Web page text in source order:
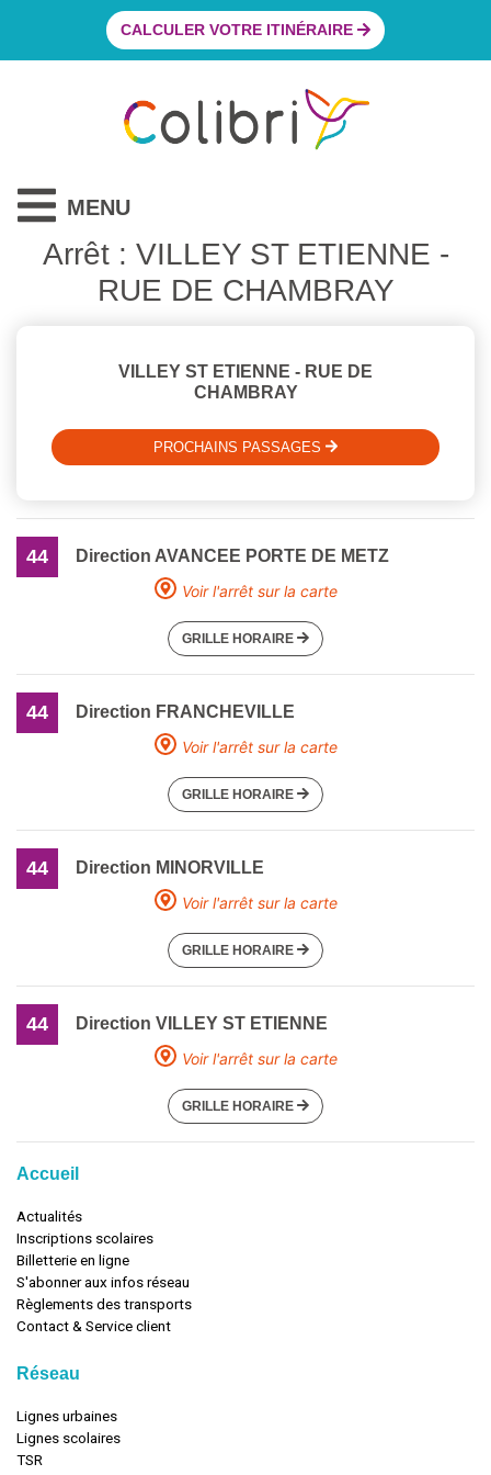
CALCULER VOTRE ITINÉRAIRE
MENU
Arrêt : VILLEY ST ETIENNE -
RUE DE CHAMBRAY
VILLEY ST ETIENNE - RUE DE
CHAMBRAY
PROCHAINS PASSAGES
44
Direction AVANCEE PORTE DE METZ
Voir l'arrêt sur la carte
GRILLE HORAIRE
44
Direction FRANCHEVILLE
Voir l'arrêt sur la carte
GRILLE HORAIRE
44
Direction MINORVILLE
Voir l'arrêt sur la carte
GRILLE HORAIRE
44
Direction VILLEY ST ETIENNE
Voir l'arrêt sur la carte
GRILLE HORAIRE
Accueil
Actualités
Inscriptions scolaires
Billetterie en ligne
S'abonner aux infos réseau
Règlements des transports
Contact & Service client
Réseau
Lignes urbaines
Lignes scolaires
TSR